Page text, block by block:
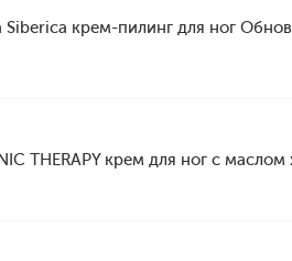
Siberica крем-пилинг для ног
THERAPY крем для ног с